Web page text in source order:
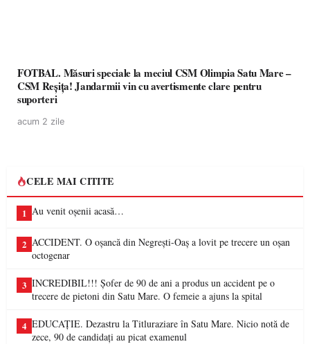
FOTBAL. Măsuri speciale la meciul CSM Olimpia Satu Mare –
CSM Reșița! Jandarmii vin cu avertismente clare pentru
suporteri
acum 2 zile
CELE MAI CITITE
1 Au venit oșenii acasă…
2 ACCIDENT. O oșancă din Negrești-Oaș a lovit pe trecere un oșan
octogenar
3 INCREDIBIL!!! Șofer de 90 de ani a produs un accident pe o
trecere de pietoni din Satu Mare. O femeie a ajuns la spital
4 EDUCAȚIE. Dezastru la Titluraziare în Satu Mare. Nicio notă de
zece, 90 de candidați au picat examenul